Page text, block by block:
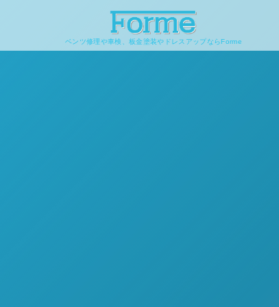
ベンツ修理や車検、板金塗装やドレスアップならForme